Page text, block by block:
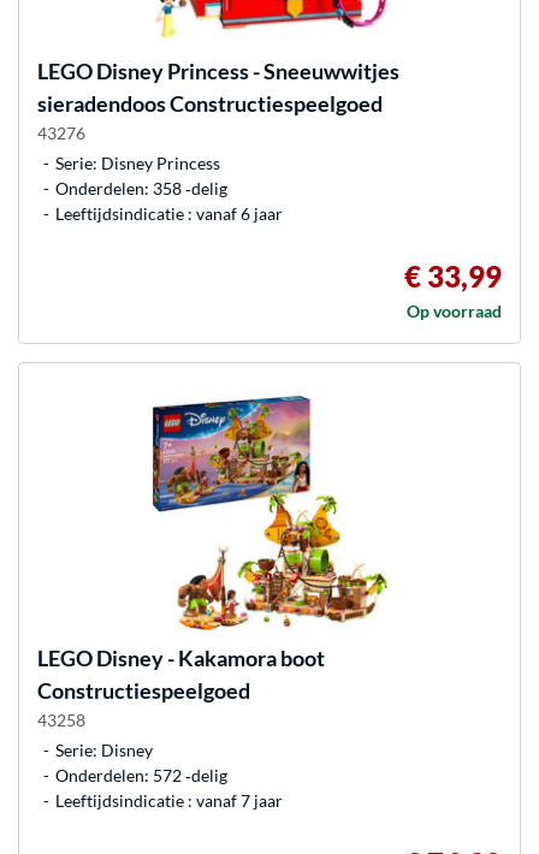
LEGODisney Princess - Sneeuwwitjes
sieradendoos Constructiespeelgoed
43276
Serie: Disney Princess
Onderdelen: 358 ‐delig
Leeftijdsindicatie : vanaf 6 jaar
€ 33,99
Op voorraad
LEGODisney - Kakamora boot
Constructiespeelgoed
43258
Serie: Disney
Onderdelen: 572 ‐delig
Leeftijdsindicatie : vanaf 7 jaar